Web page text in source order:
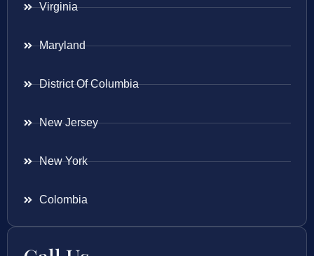
Virginia
Maryland
District Of Columbia
New Jersey
New York
Colombia